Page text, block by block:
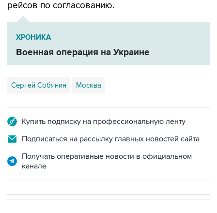
ХРОНИКА
Военная операция на Украине
Сергей Собянин Москва
Подписаться на рассылку главных новостей сайта
Получать оперативные новости в официальном